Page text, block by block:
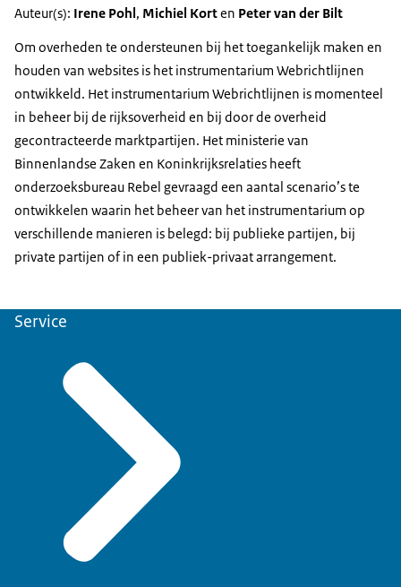
Auteur(s): Irene Pohl , Michiel Korten Peter van der Bilt
Om overheden te ondersteunen bij het toegankelijk maken en
houden van websites is het instrumentarium Webrichtlijnen
ontwikkeld. Het instrumentarium Webrichtlijnen is momenteel
in beheer bij de rijksoverheid en bij door de overheid
gecontracteerde marktpartijen. Het ministerie van
Binnenlandse Zaken en Koninkrijksrelaties heeft
onderzoeksbureau Rebel gevraagd een aantal scenario’s te
ontwikkelen waarin het beheer van het instrumentarium op
verschillende manieren is belegd: bij publieke partijen, bij
private partijen of in een publiek-privaat arrangement.
Service